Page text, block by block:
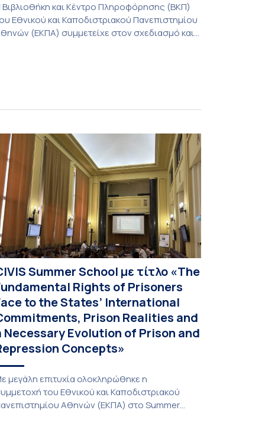
Βιβλιοθήκη και Κέντρο Πληροφόρησης (ΒΚΠ)
Εθνικού και Καποδιστριακού Πανεπιστημίου
(ΕΚΠΑ) συμμετείχε στον σχεδιασμό και
έως τις 10 Ιουλίου 2026. Το πρόγραμμα
Summer School με τίτλο «The
Rights of Prisoners
to the States’ International
Prison Realities and
Necessary Evolution of Prison and
Concepts»
μεγάλη επιτυχία ολοκληρώθηκε η
του Εθνικού και Καποδιστριακού
Αθηνών (ΕΚΠΑ) στο Summer